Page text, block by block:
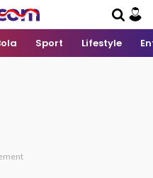
Sport Lifestyle